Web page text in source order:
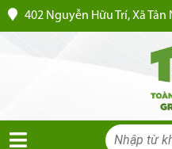
402 Nguyễn Hữu Trí, Xã Tân